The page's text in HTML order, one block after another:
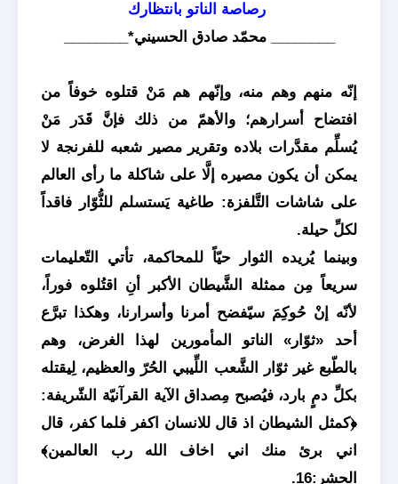
رصاصة الناتو بانتظارك
________ محمّد صادق الحسيني*________
إنّه منهم وهم منه، وإنّهم هم مَنْ قتلوه خوفاً من
افتضاح أسرارهم؛ والأهمّ من ذلك فإنَّ قَدَر مَنْ
يُسلِّم مقدَّرات بلاده وتقرير مصير شعبه للفرنجة لا
يمكن أن يكون مصيره إلَّا على شاكلة ما رأى العالم
على شاشات التَّلفزة: طاغية يَستسلم للثُّوّار فاقداً
لكلِّ حيلة.
وبينما يُريده الثوار حيّاً للمحاكمة، تأتي التّعليمات
سريعاً مِن ممثلة الشَّيطان الأكبر أنِ اقتُلوه فوراً،
لأنّه إنْ حُوكِمَ سيّفضح أمرنا وأسرارنا، وهكذا تبرَّع
أحد «ثوّار» الناتو المأمورين لهذا الغرض، وهم
بالطّبع غير ثوّار الشَّعب اللِّيبي الحُرّ والعظيم، لِيقتله
بكلِّ دمٍ بارد، فيُصبح مِصداق الآية القرآنيّة الشّريفة:
﴿كمثل الشيطان اذ قال للانسان اكفر فلما كفر، قال
اني برئ منك اني اخاف الله رب العالمين﴾
الحشر:16.